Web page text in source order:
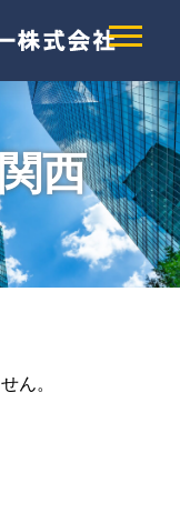
西
ん。